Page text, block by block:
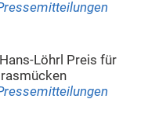
Löhrl Preis für